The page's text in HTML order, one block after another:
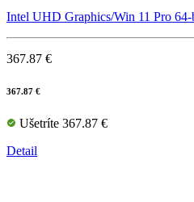
Intel UHD Graphics/Win 11 Pro
367.87 €
367.87 €
Ušetríte 367.87 €
Detail